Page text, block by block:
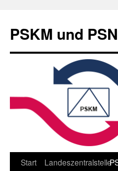
springen
PSKM und
Start Landeszentralstelle